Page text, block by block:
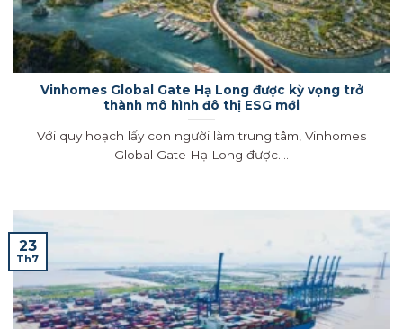
Vinhomes Global Gate Hạ Long được kỳ vọng trở
thành mô hình đô thị ESG mới
Với quy hoạch lấy con người làm trung tâm, Vinhomes
Global Gate Hạ Long được....
23
Th7